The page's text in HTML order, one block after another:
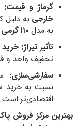
گرماژ و قیمت:
خارجی به دلیل
به مدل ۱۱۰ گرمی ایرانی
تأثیر تیراژ: خرید
تخفیف واحد و
سفارشی‌سازی:
نسبت به خرید
اقتصادی‌تر است.
بهترین مرکز فروش